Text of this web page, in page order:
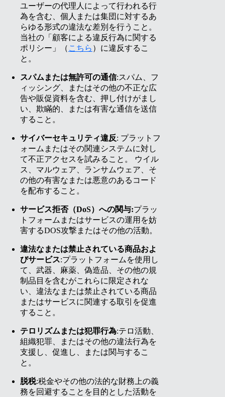
ユーザーの代理人によって行われる行
為を含む、個人または集団に対するあ
らゆる形式の違法な差別を行うこと。
当社の「顧客による違反行為に関する
ポリシー」（ こちら ）に違反するこ
と。
スパムまたは無許可の通信:スパム、フ
ィッシング、またはその他の不正な広
告や販促資料を含む、押し付けがまし
い、欺瞞的、または有害な通信を送信
すること。
サイバーセキュリティ違反: プラットフ
ォームまたはその関連システムに対し
て不正アクセスを試みること。
ウイル
ス、マルウェア、ランサムウェア、そ
の他の有害なまたは悪意のあるコード
を配布すること。
サービス拒否（DoS）への関与:プラッ
トフォームまたはサービスの運用を妨
害するDOS攻撃またはその他の活動。
違法なまたは禁止されている商品およ
びサービス:プラットフォームを使用し
て、武器、麻薬、偽造品、その他の規
制品目を含むがこれらに限定されな
い、違法なまたは禁止されている商品
またはサービスに関連する取引を促進
すること。
テロリズムまたは犯罪行為:テロ活動、
組織犯罪、またはその他の違法行為を
支援し、促進し、または関与するこ
と。
脱税:税金やその他の法的な財務上の義
務を回避することを目的とした活動を